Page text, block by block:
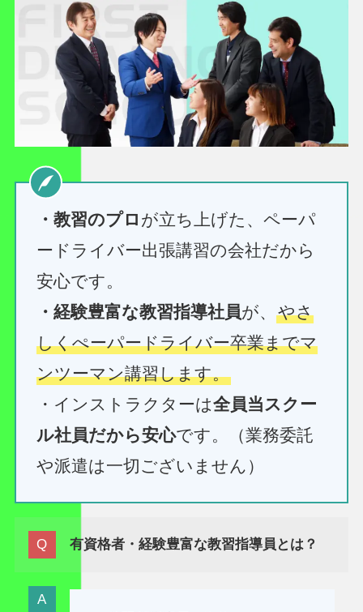
・教習のプロ が立ち上げた、ペーパ
ードライバー出張講習の会社だから
安心です。
・経験豊富な教習指導社員が、やさ
しくぺーパードライバー卒業までマ
ンツーマン講習します。
・インストラクターは全員当スクー
ル社員だから安心です。（業務委託
や派遣は一切ございません）
有資格者・経験豊富な教習指導員とは？